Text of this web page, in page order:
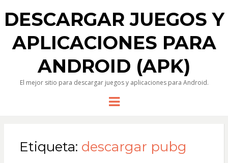
DESCARGAR JUEGOS Y
APLICACIONES PARA
ANDROID (APK)
El mejor sitio para descargar juegos y aplicaciones para Android.
Menu
Etiqueta: descargar pubg